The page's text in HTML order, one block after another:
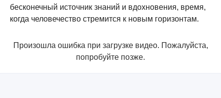
бесконечный источник знаний и вдохновения, время,
когда человечество стремится к новым горизонтам.
Произошла ошибка при загрузке видео. Пожалуйста,
попробуйте позже.